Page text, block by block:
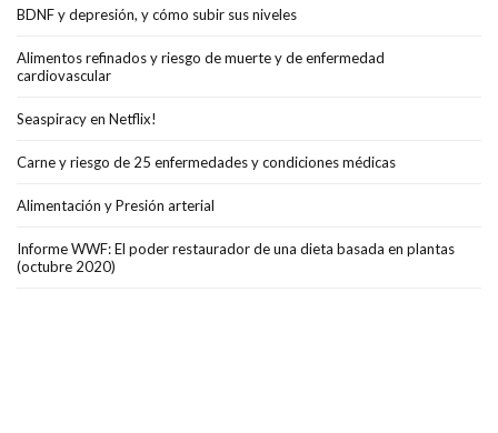
BDNF y depresión, y cómo subir sus niveles
Alimentos refinados y riesgo de muerte y de enfermedad
cardiovascular
Seaspiracy en Netflix!
Carne y riesgo de 25 enfermedades y condiciones médicas
Alimentación y Presión arterial
Informe WWF: El poder restaurador de una dieta basada en plantas
(octubre 2020)